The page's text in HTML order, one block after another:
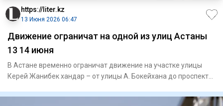
https://liter.kz
13 Июня 2026 06:47
Движение ограничат на одной из улиц Астаны
13 14 июня
В Астане временно ограничат движение на участке улицы
Керей Жанибек хандар – от улицы А. Бокейхана до проспекта